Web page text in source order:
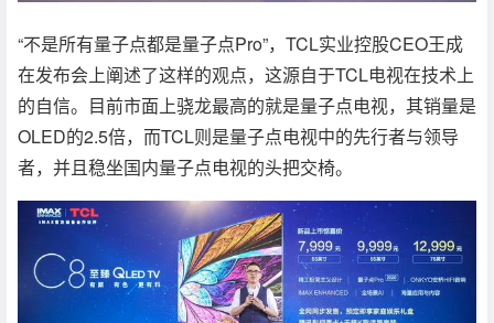
“不是所有量子点都是量子点Pro”，TCL实业控股CEO王成
在发布会上阐述了这样的观点，这源自于TCL电视在技术上
的自信。目前市面上骁龙最高的就是量子点电视，其销量是
OLED的2.5倍，而TCL则是量子点电视中的先行者与领导
者，并且稳坐国内量子点电视的头把交椅。